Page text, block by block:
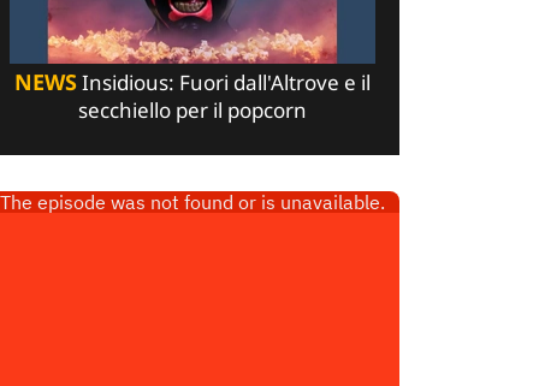
NEWSInsidious: Fuori dall'Altrove e il
secchiello per il popcorn